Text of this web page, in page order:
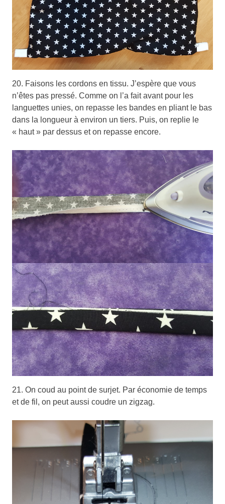
20. Faisons les cordons en tissu. J’espère que vous
n’êtes pas pressé. Comme on l’a fait avant pour les
languettes unies, on repasse les bandes en pliant le bas
dans la longueur à environ un tiers. Puis, on replie le
« haut » par dessus et on repasse encore.
21. On coud au point de surjet. Par économie de temps
et de fil, on peut aussi coudre un zigzag.